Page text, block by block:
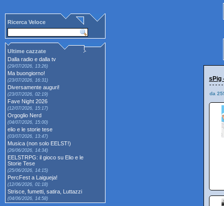
Ricerca Veloce
Ultime cazzate
Dalla radio e dalla tv
(29/07/2026, 13:26)
Ma buongiorno!
(23/07/2026, 16:31)
Diversamente auguri!
(23/07/2026, 02:19)
Fave Night 2026
(12/07/2026, 15:17)
Orgoglio Nerd
(04/07/2026, 15:00)
elio e le storie tese
(03/07/2026, 13:47)
Musica (non solo EELST!)
(26/06/2026, 14:34)
EELSTRPG: il gioco su Elio e le
Storie Tese
(25/06/2026, 14:15)
PercFest a Laigueja!
(12/06/2026, 01:18)
Strisce, fumetti, satira, Luttazzi
(04/06/2026, 14:58)
sPig
da